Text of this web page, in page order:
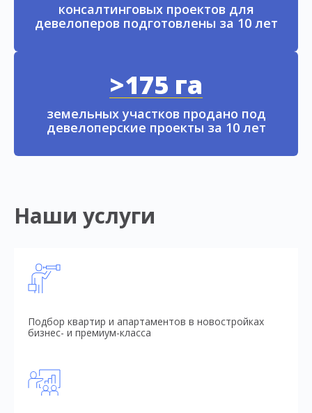
консалтинговых проектов для
девелоперов подготовлены за 10 лет
>175 га
земельных участков продано под
девелоперские проекты за 10 лет
Наши услуги
Подбор квартир и апартаментов в новостройках
бизнес- и премиум-класса